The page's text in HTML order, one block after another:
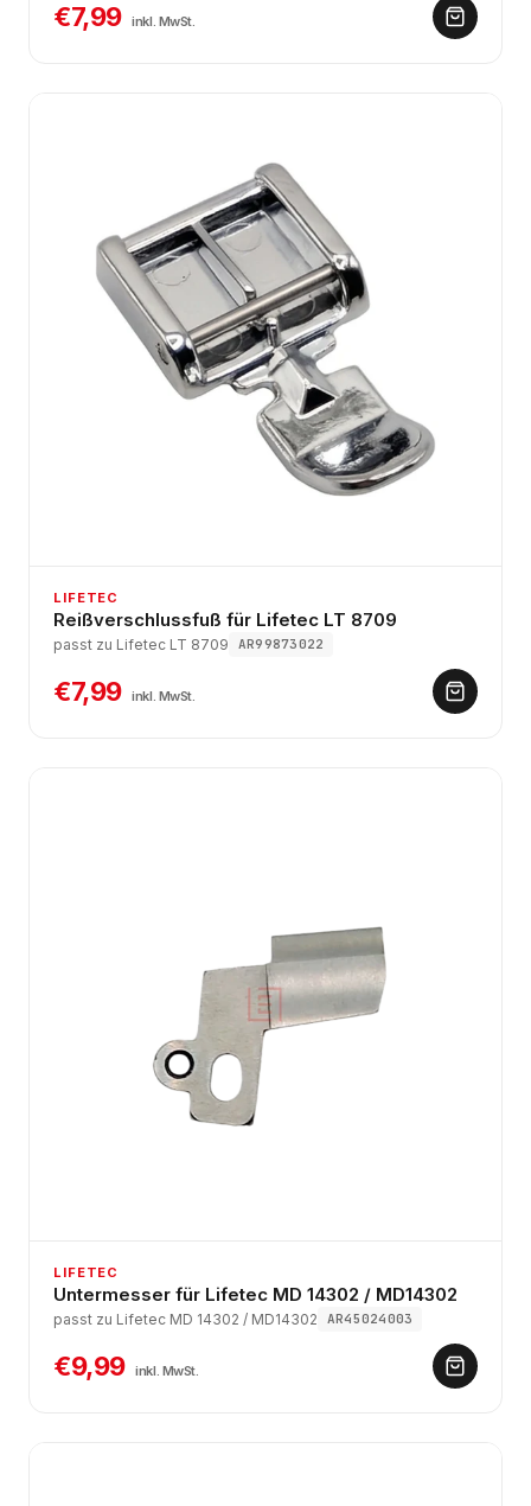
€7,99 inkl. MwSt.
LIFETEC
Reißverschlussfuß für Lifetec LT 8709
passt zu Lifetec LT 8709 AR99873022
€7,99 inkl. MwSt.
LIFETEC
Untermesser für Lifetec MD 14302 / MD14302
passt zu Lifetec MD 14302 / MD14302 AR45024003
€9,99 inkl. MwSt.